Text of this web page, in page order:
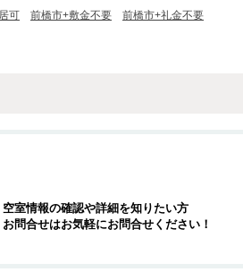
可 前橋市+敷金不要 前橋市+礼金不要
空室情報の確認や詳細を知りたい方
お問合せはお気軽にお問合せください！